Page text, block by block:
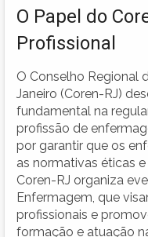
O Papel do
Profissional
O Conselho Regional
Janeiro (Coren-RJ)
fundamental na
profissão de
por garantir que os
as normativas éticas
Coren-RJ organiza
Enfermagem, que
profissionais e
formação e atuação